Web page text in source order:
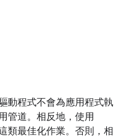
動程式不會為應用程式執
管道。相反地，使用
類最佳化作業。否則，相